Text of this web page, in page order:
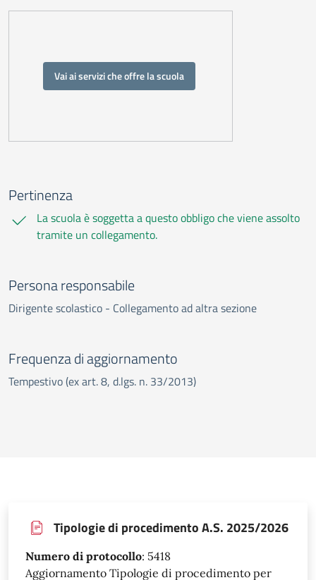
Vai ai servizi che offre la scuola
Pertinenza
La scuola è soggetta a questo obbligo che viene assolto
tramite un collegamento.
Persona responsabile
Dirigente scolastico - Collegamento ad altra sezione
Frequenza di aggiornamento
Tempestivo (ex art. 8, d.lgs. n. 33/2013)
Tipologie di procedimento A.S. 2025/2026
Numero di protocollo: 5418
Aggiornamento Tipologie di procedimento per